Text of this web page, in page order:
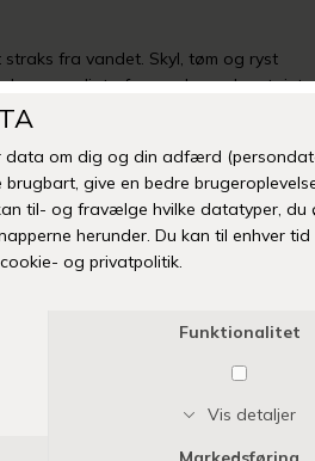
fra vandet. Skyl, tøm og ryst
grundigt af, og opbevar legetøjet
– med hullerne vendt opad.
(EVA) og plast
er varen udsolgt? Klik her
1-3 hverdage